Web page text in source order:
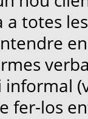
a totes
fer-los